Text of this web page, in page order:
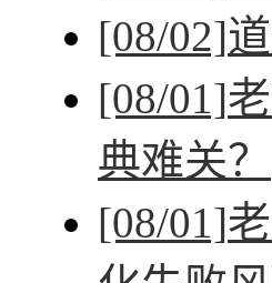
[08/02]
[08/01]
典难关？
[08/01]